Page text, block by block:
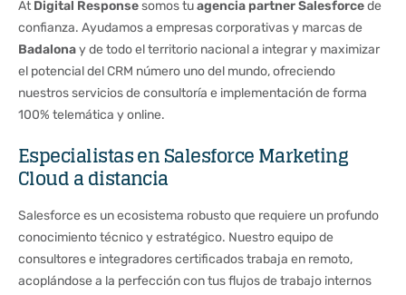
AtDigital Responsesomos tuagencia partner Salesforcede
confianza. Ayudamos a empresas corporativas y marcas de
Badalonay de todo el territorio nacional a integrar y maximizar
el potencial del CRM número uno del mundo, ofreciendo
nuestros servicios de consultoría e implementación de forma
100% telemática y online.
Especialistas en Salesforce Marketing
Cloud a distancia
Salesforce es un ecosistema robusto que requiere un profundo
conocimiento técnico y estratégico. Nuestro equipo de
consultores e integradores certificados trabaja en remoto,
acoplándose a la perfección con tus flujos de trabajo internos